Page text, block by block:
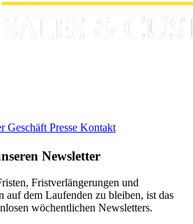
Geschäft Presse Kontakt
Newsletter
Fristverlängerungen und
auf dem Laufenden zu bleiben, ist das
wöchentlichen Newsletters.